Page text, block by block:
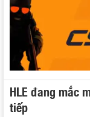
HLE đang mắc
tiếp